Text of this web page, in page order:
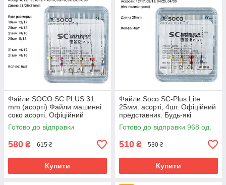
Файли SOCO SC PLUS 31
mm (асорті) Файли машинні
соко асорті. Офіційний
представник. Будь-які
розміри
Готово до відправки
580 ₴ 615 ₴
Купити
Файли Soco SC-Plus Lite
25мм. асорті, 4шт. Офіційний
представник. Будь-які
розміри завжди в наявності.
Готово до відправки 968 од.
510 ₴ 530 ₴
Купити